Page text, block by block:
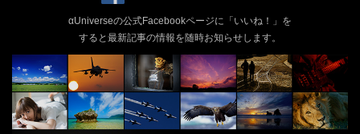
αUniverseの公式Facebookページに「いいね！」を
すると最新記事の情報を随時お知らせします。